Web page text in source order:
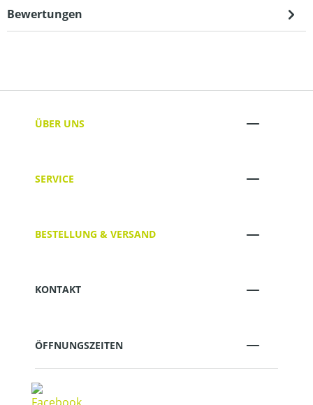
Bewertungen
ÜBER UNS
SERVICE
BESTELLUNG & VERSAND
KONTAKT
ÖFFNUNGSZEITEN